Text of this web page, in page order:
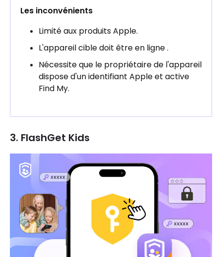
Les inconvénients
Limité aux produits Apple.
L'appareil cible doit être en ligne .
Nécessite que le propriétaire de l'appareil
dispose d'un identifiant Apple et active
Find My.
3. FlashGet Kids